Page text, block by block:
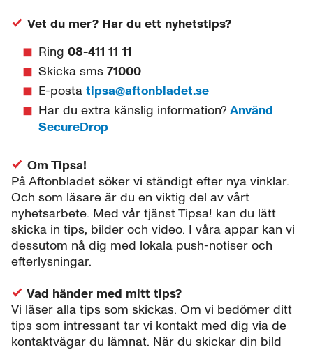
Vet du mer? Har du ett nyhetstips?
Ring 08-411 11 11
Skicka sms 71000
E-posta tipsa@aftonbladet.se
Har du extra känslig information? Använd
SecureDrop
Om Tipsa!
På Aftonbladet söker vi ständigt efter nya vinklar.
Och som läsare är du en viktig del av vårt
nyhetsarbete. Med vår tjänst Tipsa! kan du lätt
skicka in tips, bilder och video. I våra appar kan vi
dessutom nå dig med lokala push-notiser och
efterlysningar.
Vad händer med mitt tips?
Vi läser alla tips som skickas. Om vi bedömer ditt
tips som intressant tar vi kontakt med dig via de
kontaktvägar du lämnat. När du skickar din bild